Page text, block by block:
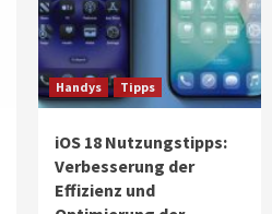
Handys Tipps
iOS 18 Nutzungstipps:
Verbesserung der
Effizienz und